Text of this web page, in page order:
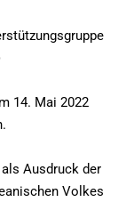
14. Mai 2022
Ausdruck der
Volkes